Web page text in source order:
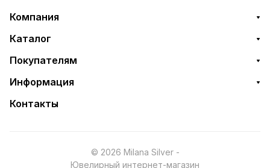
Компания
Каталог
Покупателям
Информация
Контакты
© 2026 Milana Silver -
Ювелирный интернет-магазин